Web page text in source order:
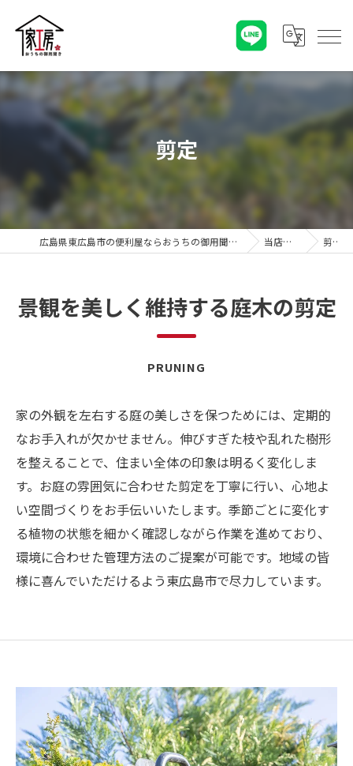
剪定
広島県東広島市の便利屋ならおうちの御用聞き家工房 八本松店 当店の特徴 剪定
景観を美しく維持する庭木の剪定
PRUNING
家の外観を左右する庭の美しさを保つためには、定期的
なお手入れが欠かせません。伸びすぎた枝や乱れた樹形
を整えることで、住まい全体の印象は明るく変化しま
す。お庭の雰囲気に合わせた剪定を丁寧に行い、心地よ
い空間づくりをお手伝いいたします。季節ごとに変化す
る植物の状態を細かく確認しながら作業を進めており、
環境に合わせた管理方法のご提案が可能です。地域の皆
様に喜んでいただけるよう東広島市で尽力しています。